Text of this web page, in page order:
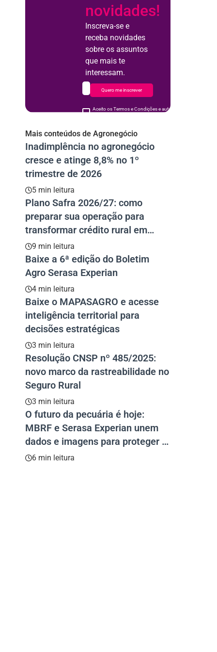
novidades!
Inscreva-se e
receba novidades
sobre os assuntos
que mais te
interessam.
Aceito os Termos e Condições e autorizo o uso de meus
Quero me inscrever
Mais conteúdos de Agronegócio
Inadimplência no agronegócio
cresce e atinge 8,8% no 1º
trimestre de 2026
5 min leitura
Plano Safra 2026/27: como
preparar sua operação para
transformar crédito rural em
resultado
9 min leitura
Baixe a 6ª edição do Boletim
Agro Serasa Experian
4 min leitura
Baixe o MAPASAGRO e acesse
inteligência territorial para
decisões estratégicas
3 min leitura
Resolução CNSP nº 485/2025:
novo marco da rastreabilidade no
Seguro Rural
3 min leitura
O futuro da pecuária é hoje:
MBRF e Serasa Experian unem
dados e imagens para proteger o
meio ambiente
6 min leitura